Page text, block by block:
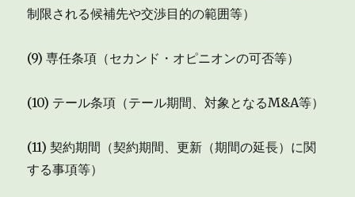
制限される候補先や交渉目的の範囲等）
(9) 専任条項（セカンド・オピニオンの可否等）
(10) テール条項（テール期間、対象となるM&A等）
(11) 契約期間（契約期間、更新（期間の延長）に関
する事項等）